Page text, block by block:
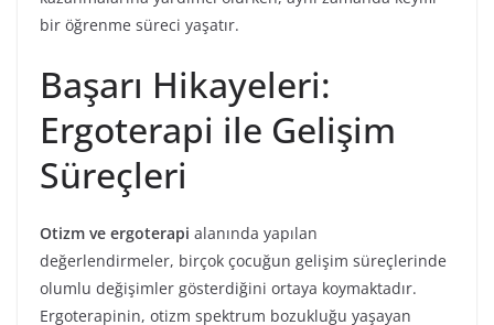
bir öğrenme süreci yaşatır.
Başarı Hikayeleri:
Ergoterapi ile Gelişim
Süreçleri
Otizm ve ergoterapi alanında yapılan
değerlendirmeler, birçok çocuğun gelişim süreçlerinde
olumlu değişimler gösterdiğini ortaya koymaktadır.
Ergoterapinin, otizm spektrum bozukluğu yaşayan